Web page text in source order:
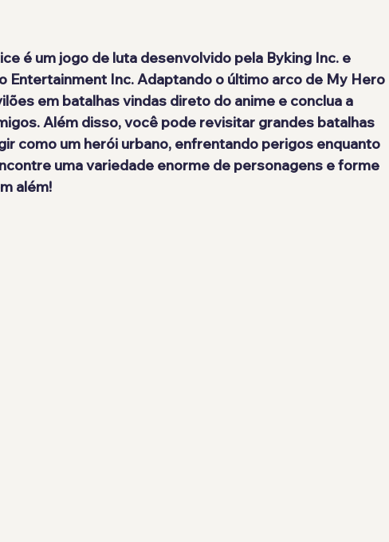
é um jogo de luta desenvolvido pela Byking Inc. e
Entertainment Inc. Adaptando o último arco de My Hero
em batalhas vindas direto do anime e conclua a
Além disso, você pode revisitar grandes batalhas
como um herói urbano, enfrentando perigos enquanto
uma variedade enorme de personagens e forme
além!